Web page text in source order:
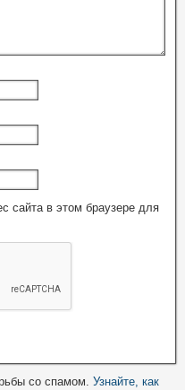
сайта в этом браузере для
со спамом. Узнайте, как